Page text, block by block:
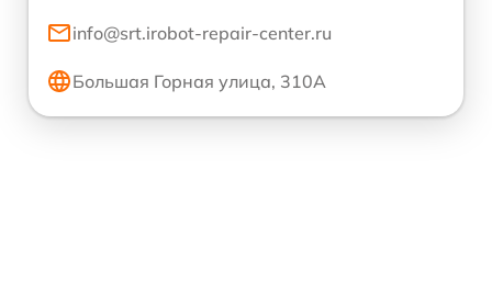
info@srt.irobot-repair-center.ru
Большая Горная улица, 310А